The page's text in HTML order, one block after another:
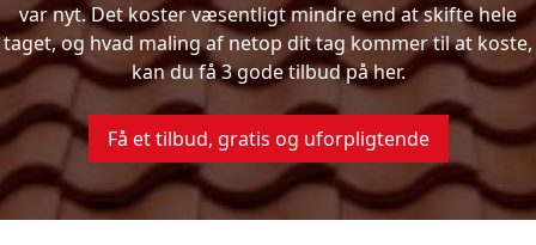
var nyt. Det koster væsentligt mindre end at skifte hele
taget, og hvad maling af netop dit tag kommer til at koste,
kan du få 3 gode tilbud på her.
Få et tilbud, gratis og uforpligtende